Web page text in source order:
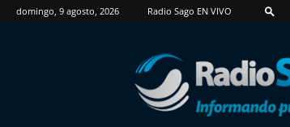
domingo, 9 agosto, 2026 Radio Sago EN VIVO
RadioSago